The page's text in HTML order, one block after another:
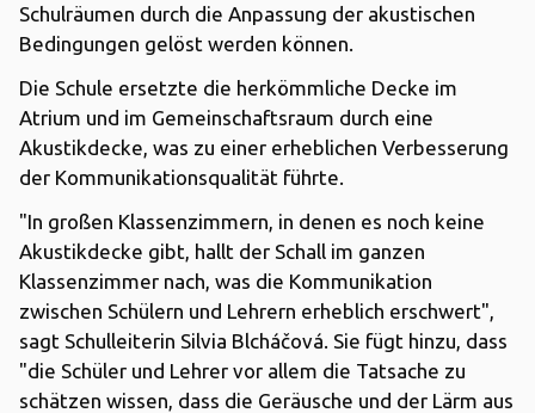
Schulräumen durch die Anpassung der akustischen
Bedingungen gelöst werden können.
Die Schule ersetzte die herkömmliche Decke im
Atrium und im Gemeinschaftsraum durch eine
Akustikdecke, was zu einer erheblichen Verbesserung
der Kommunikationsqualität führte.
"In großen Klassenzimmern, in denen es noch keine
Akustikdecke gibt, hallt der Schall im ganzen
Klassenzimmer nach, was die Kommunikation
zwischen Schülern und Lehrern erheblich erschwert",
sagt Schulleiterin Silvia Blcháčová. Sie fügt hinzu, dass
"die Schüler und Lehrer vor allem die Tatsache zu
schätzen wissen, dass die Geräusche und der Lärm aus